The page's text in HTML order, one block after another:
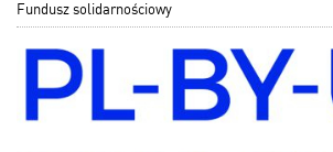
Fundusz solidarnościowy